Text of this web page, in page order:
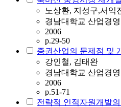
노상환, 지성구,서익
경남대학교 산업경
2006
p.29-50
증권산업의 문제점 및
강인철, 김태완
경남대학교 산업경
2006
p.51-71
전략적 인적자원개발